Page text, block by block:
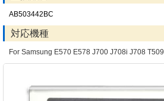
AB503442BC
対応機種
For Samsung E570 E578 J700 J708i J708 T509